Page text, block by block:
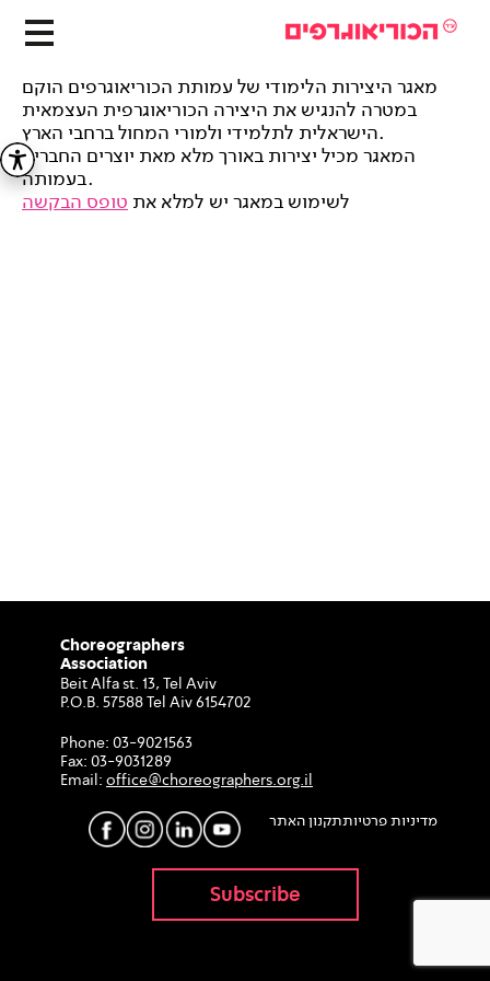
מאגר היצירות הלימודי של עמותת הכוריאוגרפים הוקם
במטרה להנגיש את היצירה הכוריאוגרפית העצמאית
הישראלית לתלמידי ולמורי המחול ברחבי הארץ.
המאגר מכיל יצירות באורך מלא מאת יוצרים החברים
בעמותה.
לשימוש במאגר יש למלא את טופס הבקשה
Choreographers
Association
Beit Alfa st. 13, Tel Aviv
P.O.B. 57588 Tel Aiv 6154702
Phone: 03-9021563
Fax: 03-9031289
Email: office@choreographers.org.il
תקנון האתרמדיניות פרטיות
Subscribe